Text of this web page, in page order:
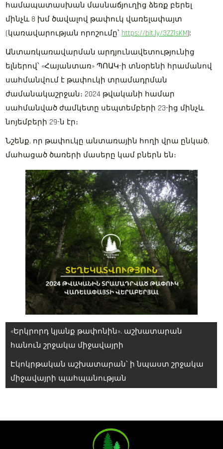
համապատասխան մասնաճյուղից ձեռք բերել
մինչև 8 խմ ծավալով թափուկ վառելափայտ
(կառավարության որոշումը՝ https://bit.ly/3ZZlsKM):
Անտառկառավարման արդյունավետությունից
ելներով՝ «Հայանտառ» ՊՈԱԿ-ի տնօրենի հրամանով
սահմանվում է թափուկի տրամադրման
ժամանակաշրջան։ 2024 թվականի համար
սահմանված ժամկետը սեպտեմբերի 23-ից մինչև
նոյեմբերի 29-ն էր։
Նշենք, որ թափուկը անտառային հողի վրա ընկած,
մահացած ծառերի մասերը կամ բներն են։
Գրառումների
նավարկումը
«Երկրորդ կյանք թափոնին». աշխատարան
հանուն շրջակա միջավայրի
Էկոկրթական աշխատարան՝ ի նպաստ շրջակա
միջավայրի պահպանության